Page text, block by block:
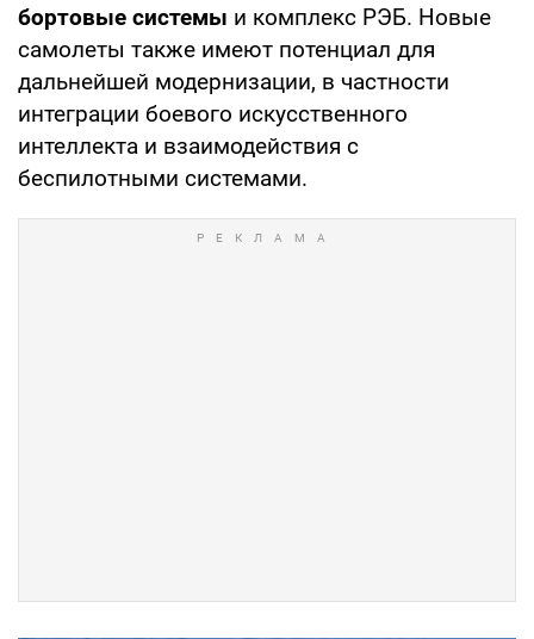
бортовые системы и комплекс РЭБ. Новые
самолеты также имеют потенциал для
дальнейшей модернизации, в частности
интеграции боевого искусственного
интеллекта и взаимодействия с
беспилотными системами.